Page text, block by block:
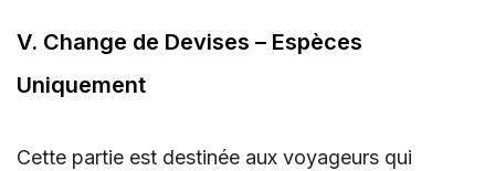
V. Change de Devises – Espèces
Uniquement
Cette partie est destinée aux voyageurs qui